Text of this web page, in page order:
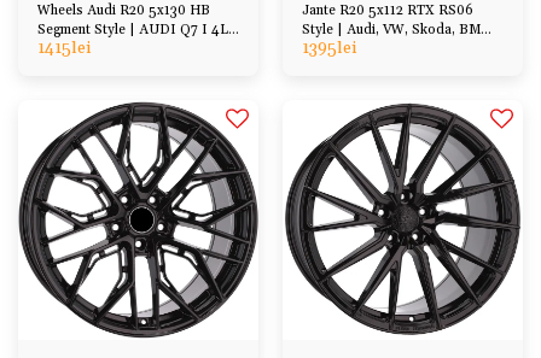
Wheels Audi R20 5x130 HB
Segment Style | AUDI Q7 I 4L,
VW Touareg 7L 7P
1415lei
Jante R20 5x112 RTX RS06
Style | Audi, VW, Skoda, BMW,
Mercedes
1395lei